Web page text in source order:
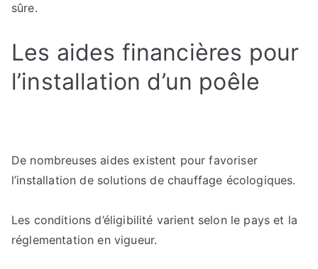
sûre.
Les aides financières pour
l’installation d’un poêle
De nombreuses aides existent pour favoriser
l’installation de solutions de chauffage écologiques.
Les conditions d’éligibilité varient selon le pays et la
réglementation en vigueur.